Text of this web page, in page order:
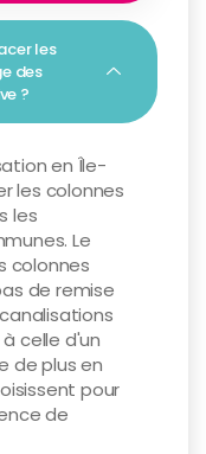
les
des
?
en Île-
les colonnes
les
Le
colonnes
de remise
celle d'un
de plus en
pour
de